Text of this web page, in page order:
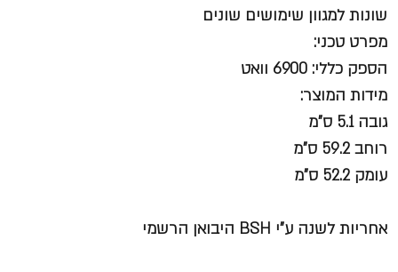
שונות למגוון שימושים שונים ​​​​
מפרט טכני:
הספק כללי: 6900 וואט
מידות המוצר:
גובה 5.1 ס"מ
רוחב 59.2 ס"מ
עומק 52.2 ס"מ
אחריות לשנה ע"י BSH היבואן הרשמי